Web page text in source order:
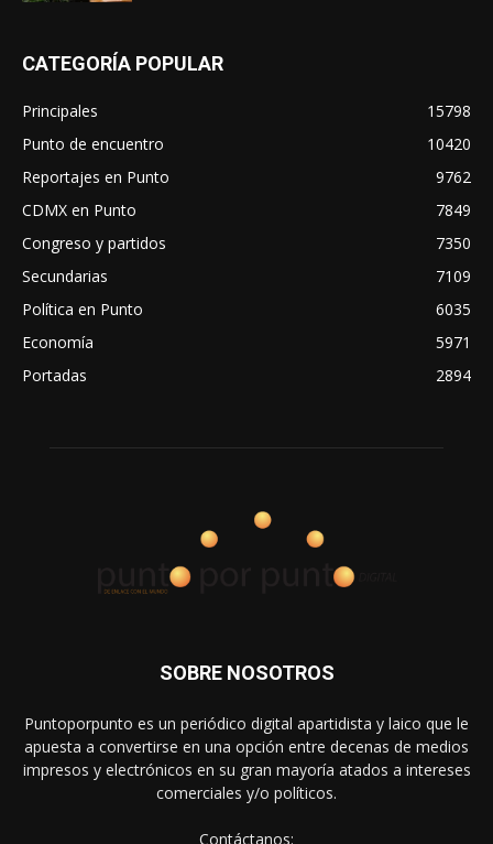
CATEGORÍA POPULAR
Principales
15798
Punto de encuentro
10420
Reportajes en Punto
9762
CDMX en Punto
7849
Congreso y partidos
7350
Secundarias
7109
Política en Punto
6035
Economía
5971
Portadas
2894
SOBRE NOSOTROS
Puntoporpunto es un periódico digital apartidista y laico que le
apuesta a convertirse en una opción entre decenas de medios
impresos y electrónicos en su gran mayoría atados a intereses
comerciales y/o políticos.
Contáctanos: